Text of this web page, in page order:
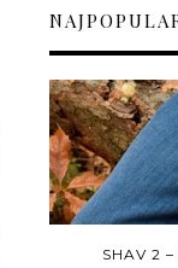
SHAV 2